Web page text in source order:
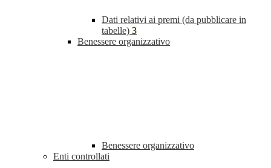
Dati relativi ai premi (da pubblicare in
tabelle) 3
Benessere organizzativo
Benessere organizzativo
Enti controllati